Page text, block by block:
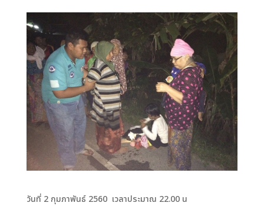
วันที่ 2 กุมภาพันธ์ 2560 เวลาประมาณ 22.00 น